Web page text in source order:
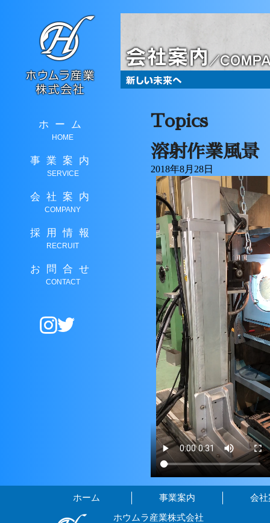
ホーム
HOME
事業案内
SERVICE
会社案内
COMPANY
採用情報
RECRUIT
お問合せ
CONTACT
Topics
溶射作業風景
2018年8月28日
ホーム 事業案内 会
ホウムラ産業株式会社